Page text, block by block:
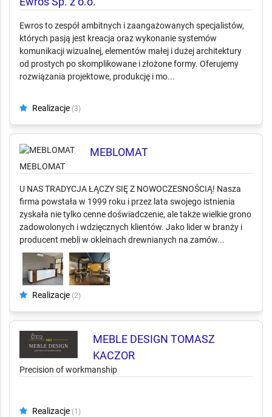
📄 1 złożonych ofert
Realizacje
(4)
Ewros Sp. z o.o.
komunikacji wizualnej, elementów małej i dużej architektury
od prostych po skomplikowane i złożone formy. Oferujemy
Realizacje(3)
MEBLOMAT
MEBLOMAT
U NAS TRADYCJA ŁĄCZY SIĘ Z NOWOCZESNOŚCIĄ! Nasza
firma powstała w 1999 roku i przez lata swojego istnienia
zyskała nie tylko cenne doświadczenie, ale także wielkie grono
zadowolonych i wdzięcznych klientów. Jako lider w branży i
producent mebli w okleinach drewnianych na zamów...
Realizacje(2)